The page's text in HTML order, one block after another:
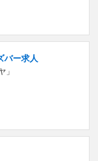
バー求人
」